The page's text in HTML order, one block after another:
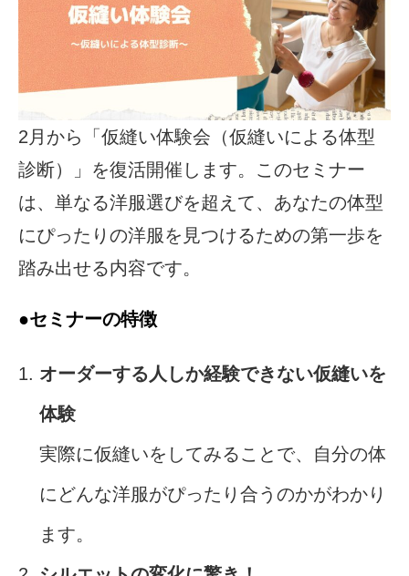
2月から「仮縫い体験会（仮縫いによる体型
診断）」を復活開催します。このセミナー
は、単なる洋服選びを超えて、あなたの体型
にぴったりの洋服を見つけるための第一歩を
踏み出せる内容です。
●セミナーの特徴
オーダーする人しか経験できない仮縫いを
体験
実際に仮縫いをしてみることで、自分の体
にどんな洋服がぴったり合うのかがわかり
ます。